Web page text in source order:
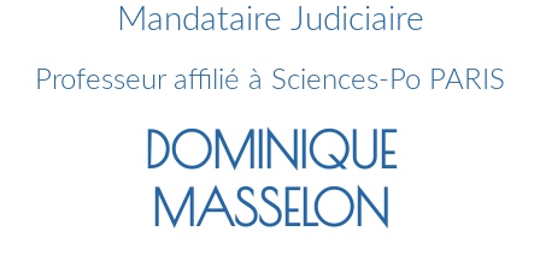
Mandataire Judiciaire
Professeur affilié à Sciences-Po PARIS
DOMINIQUE
MASSELON